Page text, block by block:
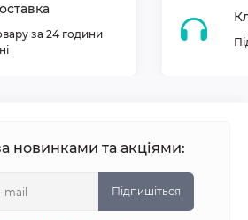
за 24 години
новинками та акціями:
Підпишіться